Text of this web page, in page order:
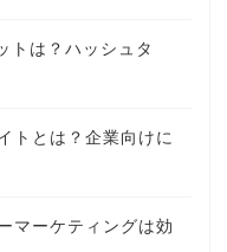
トは？ハッシュタ
トとは？企業向けに
マーケティングは効